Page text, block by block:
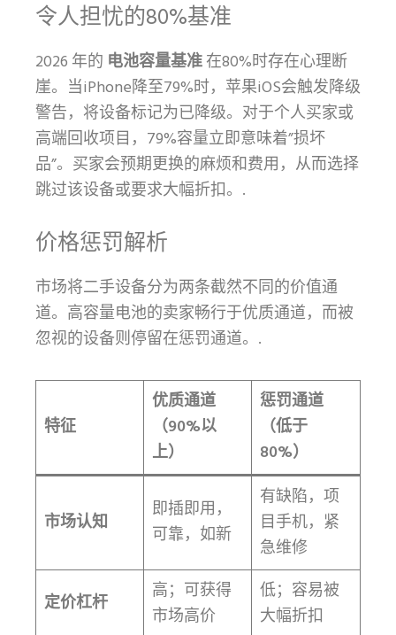
令人担忧的80%基准
2026 年的 电池容量基准在80%时存在心理断
崖。当iPhone降至79%时，苹果iOS会触发降级
警告，将设备标记为已降级。对于个人买家或
高端回收项目，79%容量立即意味着”损坏
品”。买家会预期更换的麻烦和费用，从而选择
跳过该设备或要求大幅折扣。.
价格惩罚解析
市场将二手设备分为两条截然不同的价值通
道。高容量电池的卖家畅行于优质通道，而被
忽视的设备则停留在惩罚通道。.
特征
优质通道
（90%以
上）
惩罚通道
（低于
80%）
市场认知
即插即用，
可靠，如新
有缺陷，项
目手机，紧
急维修
定价杠杆
高；可获得
市场高价
低；容易被
大幅折扣